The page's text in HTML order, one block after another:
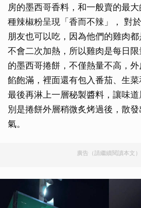
房的墨西哥香料，和一般賣的最
種辣椒粉呈現「香而不辣」， 對
朋友也可以吃，因為他們的雞肉
不會二次加熱，所以雞肉是每日
的墨西哥捲餅，不僅熱量不高，
餡飽滿，裡面還有包入番茄、生菜
最後再淋上一層秘製醬料，讓味
別是捲餅外層稍微炙烤過後，散
氣。
廣告（請繼續閱讀本文）